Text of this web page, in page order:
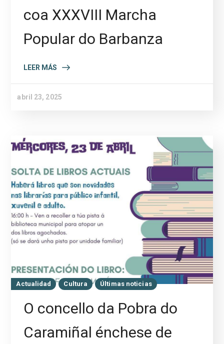
coa XXXVIII Marcha
Popular do Barbanza
LEER MÁS
abril 23, 2025
Actualidad Cultura Últimas noticias
O concello da Pobra do
Caramiñal énchese de